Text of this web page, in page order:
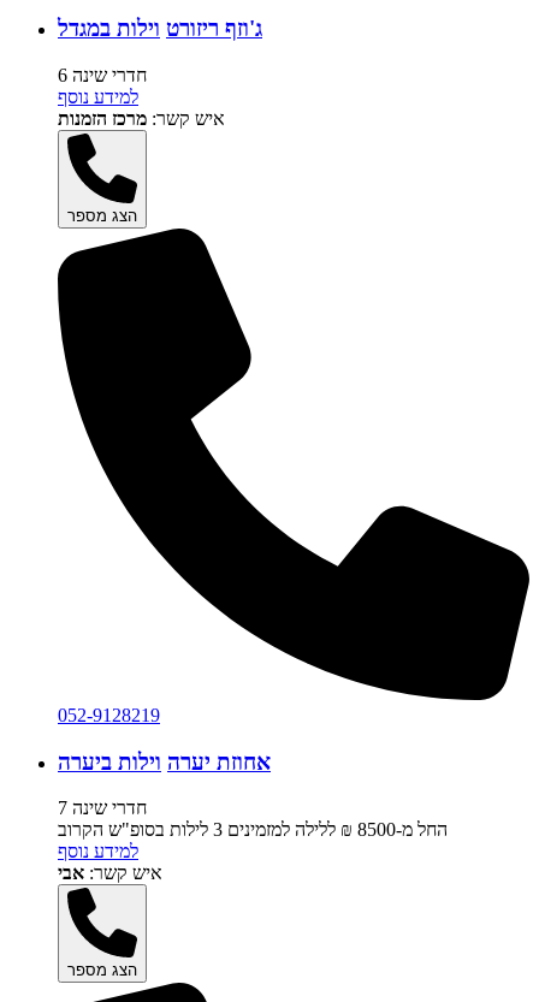
ג'וזף ריזורט וילות במגדל
6 חדרי שינה
למידע נוסף
איש קשר: מרכז הזמנות
הצג מספר
052-9128219
אחוזת יערה וילות ביערה
7 חדרי שינה
החל מ-‏8500 ₪ ללילה למזמינים 3 לילות בסופ"ש הקרוב
למידע נוסף
איש קשר: אבי
הצג מספר